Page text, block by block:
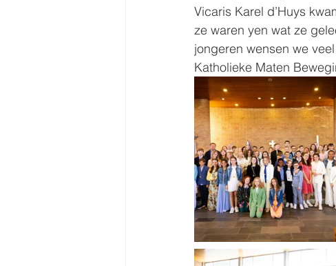
Vicaris Karel d’Huys
ze waren yen wat ze
jongeren wensen we
Katholieke Maten